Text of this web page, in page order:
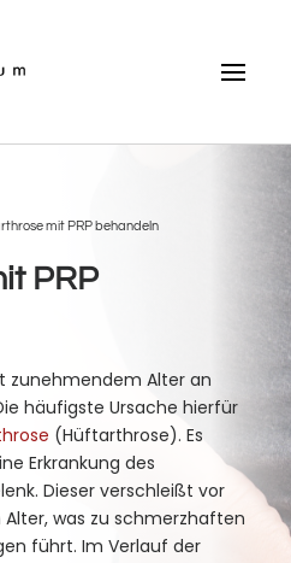
mit PRP behandeln
PRP
zunehmendem Alter an
häufigste Ursache hierfür
(Hüftarthrose). Es
Erkrankung des
Dieser verschleißt vor
was zu schmerzhaften
führt. Im Verlauf der